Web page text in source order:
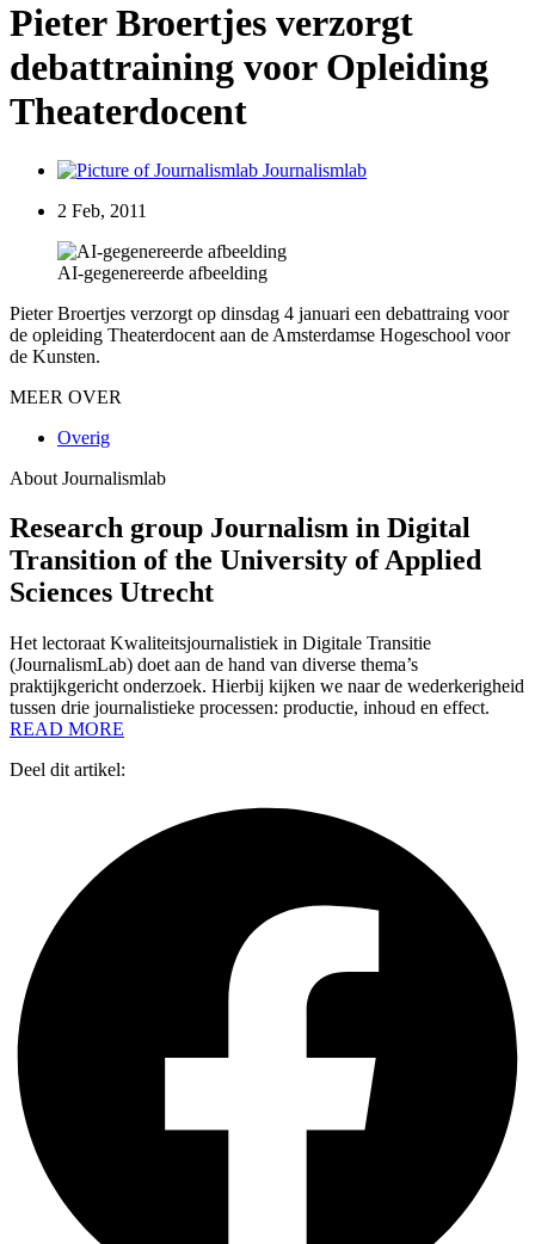
Pieter Broertjes verzorgt
debattraining voor Opleiding
Theaterdocent
Journalismlab
2 Feb, 2011
AI-gegenereerde afbeelding
Pieter Broertjes verzorgt op dinsdag 4 januari een debattraing voor
de opleiding Theaterdocent aan de Amsterdamse Hogeschool voor
de Kunsten.
MEER OVER
Overig
About Journalismlab
Research group Journalism in Digital
Transition of the University of Applied
Sciences Utrecht
Het lectoraat Kwaliteitsjournalistiek in Digitale Transitie
(JournalismLab) doet aan de hand van diverse thema’s
praktijkgericht onderzoek. Hierbij kijken we naar de wederkerigheid
tussen drie journalistieke processen: productie, inhoud en effect.
READ MORE
Deel dit artikel: